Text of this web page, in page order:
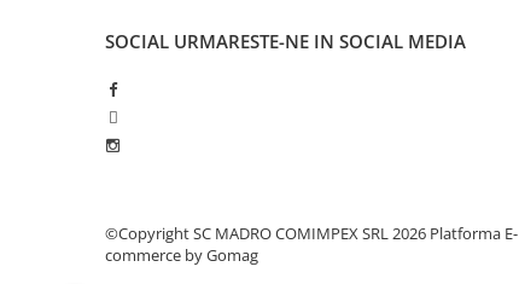
SOCIAL URMARESTE-NE IN SOCIAL MEDIA
©Copyright SC MADRO COMIMPEX SRL 2026 Platforma E-
commerce by Gomag